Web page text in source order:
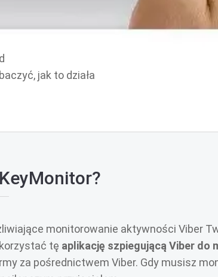
jak to działa
monitorowanie aktywności Viber
tę aplikację szpiegującą Viber do
za pośrednictwem Viber. Gdy musisz